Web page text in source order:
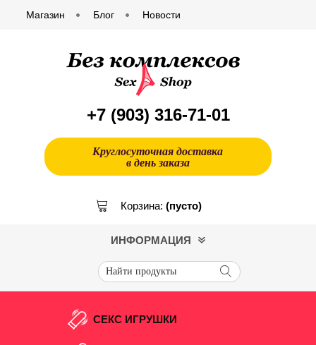
Магазин Блог Новости
+7 (903) 316-71-01
Круглосуточная доставка
в день заказа
Корзина: (пусто)
ИНФОРМАЦИЯ
СЕКС ИГРУШКИ